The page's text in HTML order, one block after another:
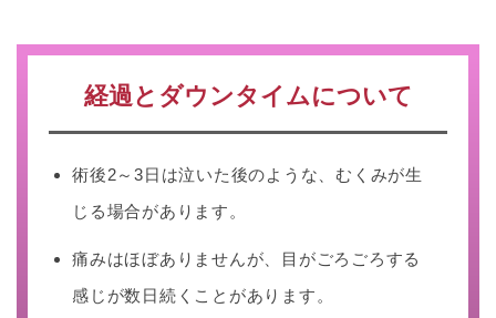
経過とダウンタイムについて
術後2～3日は泣いた後のような、むくみが生
じる場合があります。
痛みはほぼありませんが、目がごろごろする
感じが数日続くことがあります。